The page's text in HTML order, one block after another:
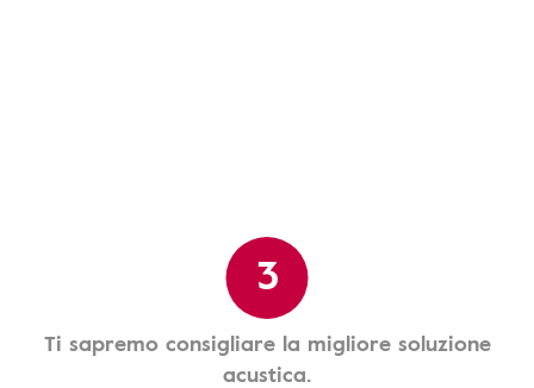
3
Ti sapremo consigliare la migliore soluzione
acustica.